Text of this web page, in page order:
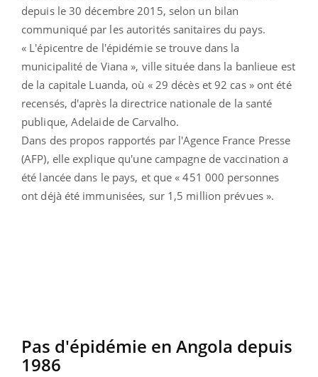
depuis le 30 décembre 2015, selon un bilan
communiqué par les autorités sanitaires du pays.
« L'épicentre de l'épidémie se trouve dans la
municipalité de Viana », ville située dans la banlieue est
de la capitale Luanda, où « 29 décès et 92 cas » ont été
recensés, d'après la directrice nationale de la santé
publique, Adelaide de Carvalho.
Dans des propos rapportés par l'Agence France Presse
(AFP), elle explique qu'une campagne de vaccination a
été lancée dans le pays, et que « 451 000 personnes
ont déjà été immunisées, sur 1,5 million prévues ».
Pas d'épidémie en Angola depuis
1986